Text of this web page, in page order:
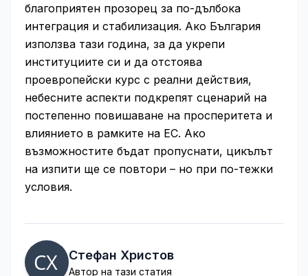
благоприятен прозорец за по-дълбока
интеграция и стабилизация. Ако България
използва тази година, за да укрепи
институциите си и да отстоява
проевропейски курс с реални действия,
небесните аспекти подкрепят сценарий на
постепенно повишаване на просперитета и
влиянието в рамките на ЕС. Ако
възможностите бъдат пропуснати, цикълът
на изпити ще се повтори – но при по-тежки
условия.
Стефан Христов
Автор на тази статия